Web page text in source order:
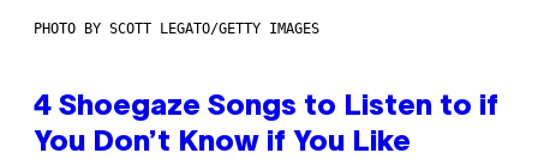
PHOTO BY SCOTT LEGATO/GETTY IMAGES
4 Shoegaze Songs to Listen to if
You Don’t Know if You Like